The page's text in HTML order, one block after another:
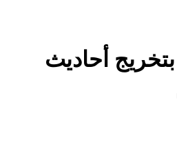
أحاديث